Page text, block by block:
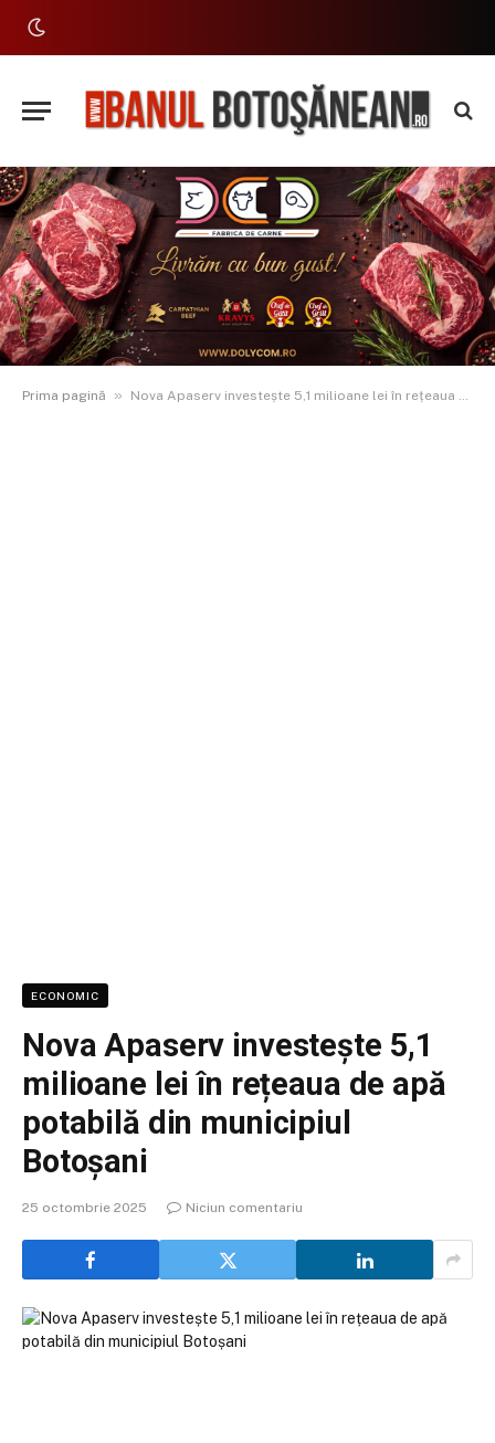
Prima pagină » Nova Apaserv investește 5,1 milioane lei în rețeaua de apă potabilă din municipiul Botoșani
ECONOMIC
Nova Apaserv investește 5,1
milioane lei în rețeaua de apă
potabilă din municipiul
Botoșani
25 octombrie 2025 Niciun comentariu